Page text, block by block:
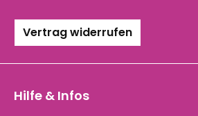
Vertrag widerrufen
Hilfe & Infos